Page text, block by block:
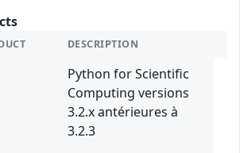
DESCRIPTION
Python for Scientific
Computing versions
3.2.x antérieures à
3.2.3